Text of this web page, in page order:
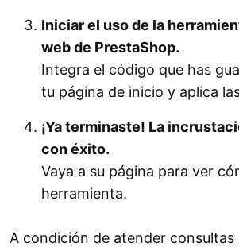
Iniciar el uso de la
web de PrestaShop.
Integra el código que has
tu página de inicio y aplica
¡Ya terminaste! La
con éxito.
Vaya a su página para ver
herramienta.
A condición de atender